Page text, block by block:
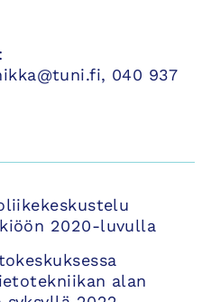
040 937
2020-luvulla
alan